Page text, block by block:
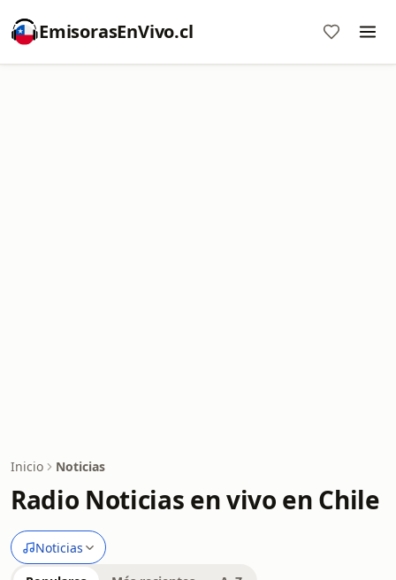
EmisorasEnVivo.cl
Inicio Noticias
Radio Noticias en vivo en Chile
Noticias